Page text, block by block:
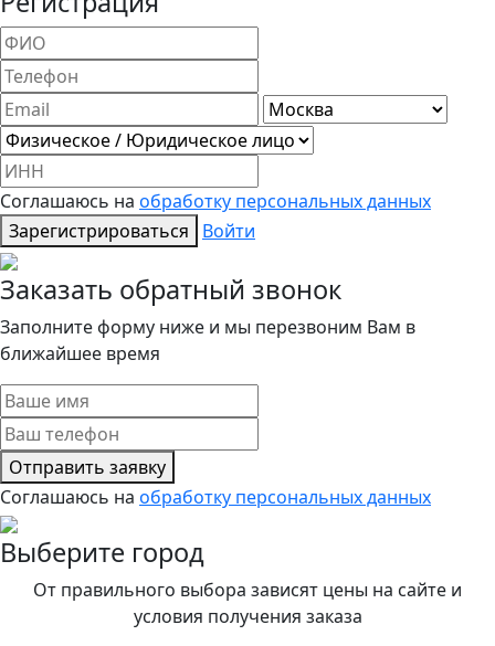
Соглашаюсь на обработку персональных данных
Зарегистрироваться
Войти
Заказать обратный звонок
Заполните форму ниже и мы перезвоним Вам в
ближайшее время
Отправить заявку
Соглашаюсь на обработку персональных данных
Выберите город
От правильного выбора зависят цены на сайте и
условия получения заказа